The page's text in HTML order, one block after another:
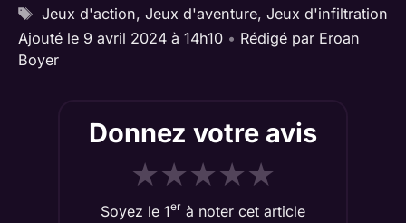
Étiquettes
Jeux d'action, Jeux d'aventure, Jeux d'infiltration
Ajouté le 9 avril 2024 à 14h10 • Rédigé par Eroan
Boyer
Donnez votre avis
★★★★★
Soyez le 1er à noter cet article